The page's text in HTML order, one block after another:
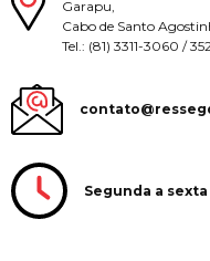
Garapu,
Cabo de Santo
Tel.: (81) 3311-3060 /
Segunda a sexta